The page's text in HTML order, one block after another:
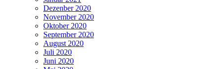
Dezenber 2020
November 2020
Oktober 2020
September 2020
August 2020
Juli 2020
Juni 2020